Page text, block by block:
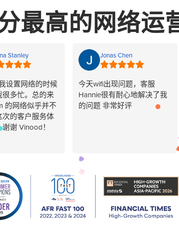
最高的网络运
Stanley
设置网络的时候
很多忙。总的来
的网络似乎并不
次的客户服务体
谢 Vinood！
Jonas Chen
今天wifi出现问题，客服
Hannie很有耐心地解决了我
的问题 非常好评